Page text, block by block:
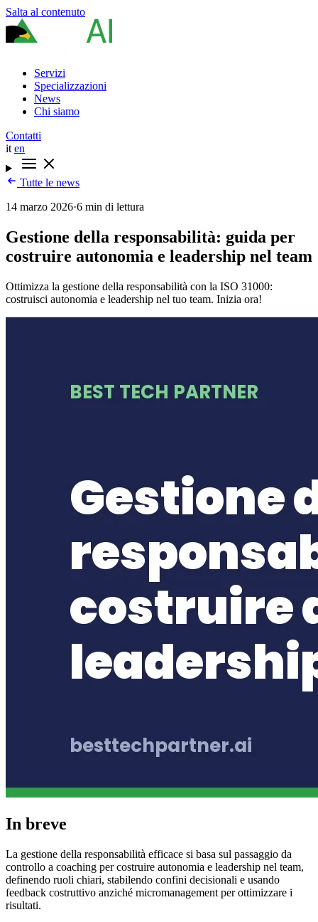
Salta al contenuto
Servizi
Specializzazioni
News
Chi siamo
Contatti
it en
Tutte le news
14 marzo 2026·6 min di lettura
Gestione della responsabilità: guida per
costruire autonomia e leadership nel team
Ottimizza la gestione della responsabilità con la ISO 31000:
costruisci autonomia e leadership nel tuo team. Inizia ora!
In breve
La gestione della responsabilità efficace si basa sul passaggio da
controllo a coaching per costruire autonomia e leadership nel team,
definendo ruoli chiari, stabilendo confini decisionali e usando
feedback costruttivo anziché micromanagement per ottimizzare i
risultati.